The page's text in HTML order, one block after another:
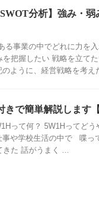
分析】強み・
る事業の中でどれに力を
を把握したい 戦略を立て
ように、経営戦略を考え
きで簡単解説します
って何？ 5W1Hってどう
や学校生活の中で 喋っ
た 話がうまく ...